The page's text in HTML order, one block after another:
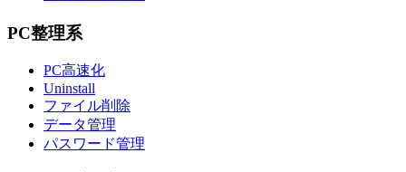
PC整理系
PC高速化
Uninstall
ファイル削除
データ管理
パスワード管理